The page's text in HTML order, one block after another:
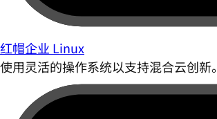
红帽企业 Linux
使用灵活的操作系统以支持混合云创新。